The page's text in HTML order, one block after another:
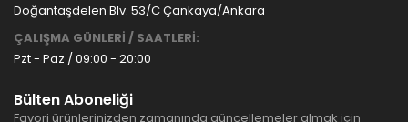
Doğantaşdelen Blv. 53/C Çankaya/Ankara
ÇALIŞMA GÜNLERİ / SAATLERİ:
Pzt - Paz / 09:00 - 20:00
Bülten Aboneliği
Favori ürünlerinizden zamanında güncellemeler almak için